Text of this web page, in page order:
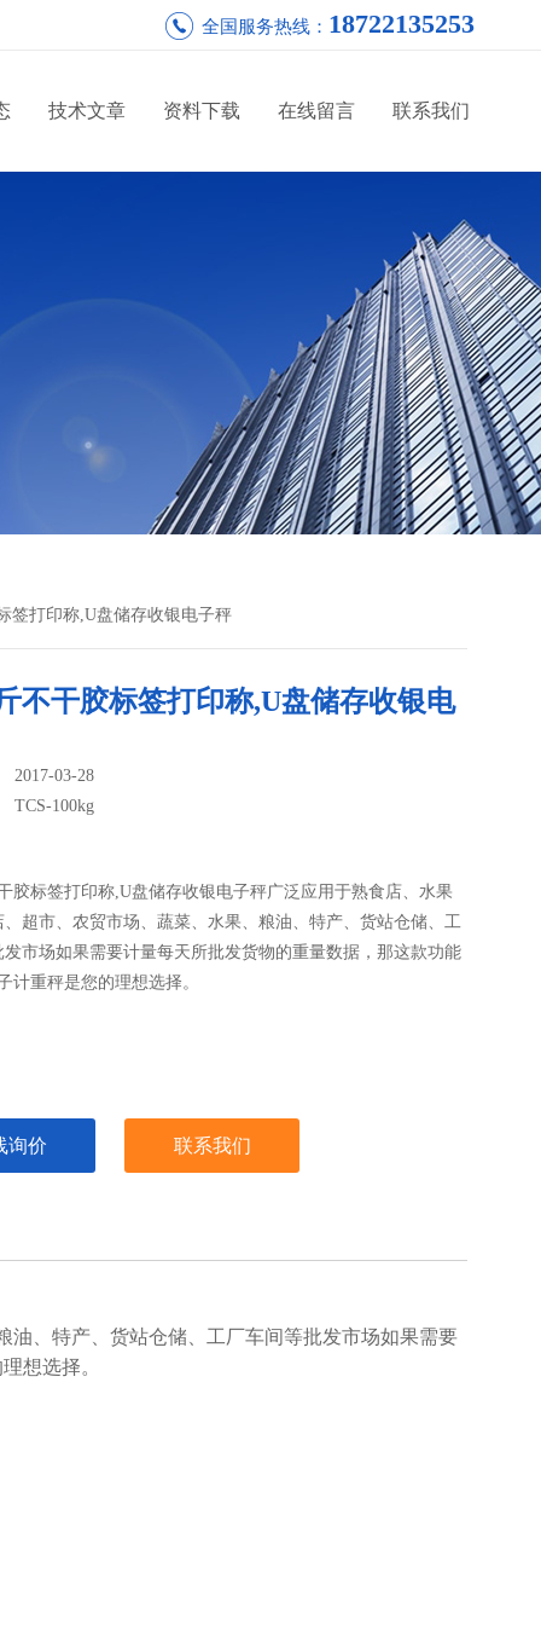
全国服务热线： 18722135253
技术文章 资料下载 在线留言 联系我们
签打印称,U盘储存收银电子秤
不干胶标签打印称,U盘储存收银电
2017-03-28
TCS-100kg
胶标签打印称,U盘储存收银电子秤广泛应用于熟食店、水果
、超市、农贸市场、蔬菜、水果、粮油、特产、货站仓储、工
发市场如果需要计量每天所批发货物的重量数据，那这款功能
计重秤是您的理想选择。
询价 联系我们
油、特产、货站仓储、工厂车间等批发市场如果需要
想选择。